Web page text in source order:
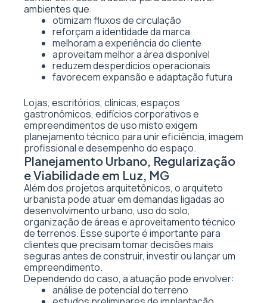
ambientes que:
otimizam fluxos de circulação
reforçam a identidade da marca
melhoram a experiência do cliente
aproveitam melhor a área disponível
reduzem desperdícios operacionais
favorecem expansão e adaptação futura
Lojas, escritórios, clínicas, espaços
gastronômicos, edifícios corporativos e
empreendimentos de uso misto exigem
planejamento técnico para unir eficiência, imagem
profissional e desempenho do espaço.
Planejamento Urbano, Regularização
e Viabilidade em Luz, MG
Além dos projetos arquitetônicos, o arquiteto
urbanista pode atuar em demandas ligadas ao
desenvolvimento urbano, uso do solo,
organização de áreas e aproveitamento técnico
de terrenos. Esse suporte é importante para
clientes que precisam tomar decisões mais
seguras antes de construir, investir ou lançar um
empreendimento.
Dependendo do caso, a atuação pode envolver:
análise de potencial do terreno